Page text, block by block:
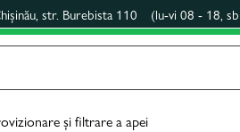
str. Burebista 110 (lu-vi 08 - 18,
și filtrare a apei